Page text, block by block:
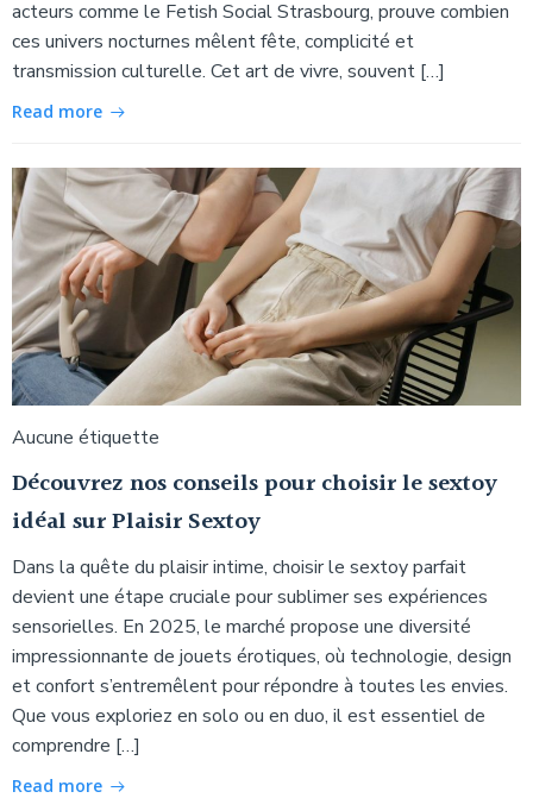
acteurs comme le Fetish Social Strasbourg, prouve combien
ces univers nocturnes mêlent fête, complicité et
transmission culturelle. Cet art de vivre, souvent […]
Read more
Aucune étiquette
Découvrez nos conseils pour choisir le sextoy
idéal sur Plaisir Sextoy
Dans la quête du plaisir intime, choisir le sextoy parfait
devient une étape cruciale pour sublimer ses expériences
sensorielles. En 2025, le marché propose une diversité
impressionnante de jouets érotiques, où technologie, design
et confort s’entremêlent pour répondre à toutes les envies.
Que vous exploriez en solo ou en duo, il est essentiel de
comprendre […]
Read more